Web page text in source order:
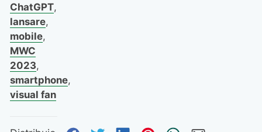
ChatGPT,
lansare,
mobile,
MWC
2023,
smartphone,
visual fan